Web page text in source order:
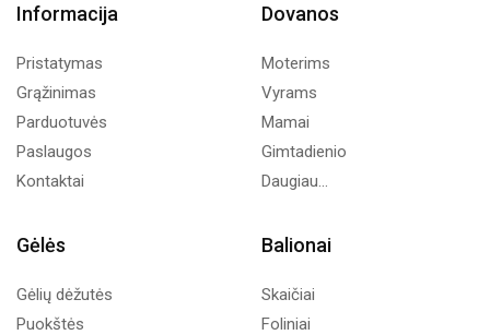
Informacija
Pristatymas
Grąžinimas
Parduotuvės
Paslaugos
Kontaktai
Dovanos
Moterims
Vyrams
Mamai
Gimtadienio
Daugiau...
Gėlės
Gėlių dėžutės
Puokštės
Balionai
Skaičiai
Foliniai